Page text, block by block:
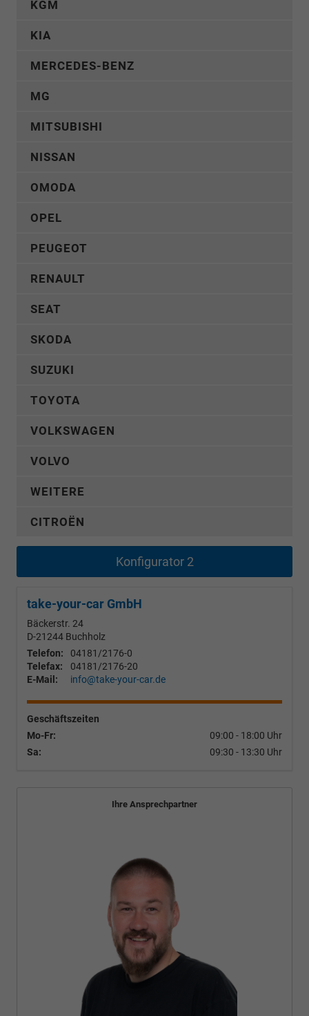
KGM
KIA
MERCEDES-BENZ
MG
MITSUBISHI
NISSAN
OMODA
OPEL
PEUGEOT
RENAULT
SEAT
SKODA
SUZUKI
TOYOTA
VOLKSWAGEN
VOLVO
WEITERE
CITROËN
Konfigurator 2
take-your-car GmbH
Bäckerstr. 24
D-21244 Buchholz
Telefon:
04181/2176-0
Telefax:
04181/2176-20
E-Mail:
info@take-your-car.de
Geschäftszeiten
Mo-Fr:
09:00 - 18:00 Uhr
Sa:
09:30 - 13:30 Uhr
Ihre Ansprechpartner